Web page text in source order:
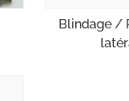
Blindage /